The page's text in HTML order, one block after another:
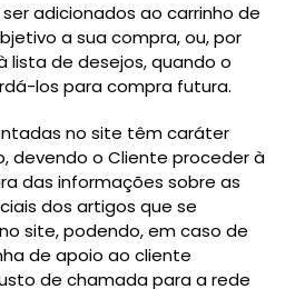
adicionados ao carrinho de
a sua compra, ou, por
lista de desejos, quando o
los para compra futura.
no site têm caráter
devendo o Cliente proceder à
das informações sobre as
dos artigos que se
site, podendo, em caso de
de apoio ao cliente
de chamada para a rede